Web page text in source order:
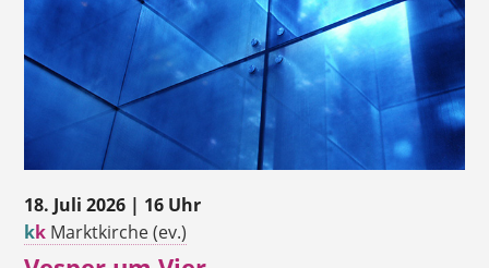
18. Juli 2026 | 16 Uhr
kk Marktkirche (ev.)